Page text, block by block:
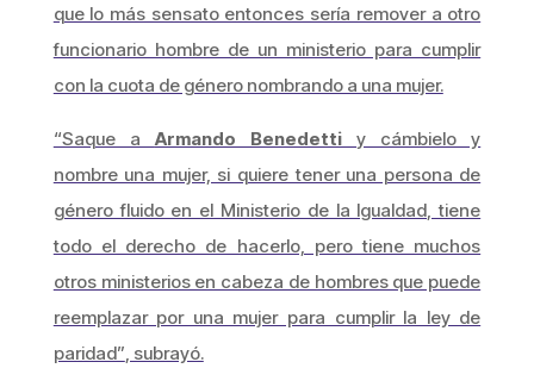
que lo más sensato entonces sería remover a otro
funcionario hombre de un ministerio para cumplir
con la cuota de género nombrando a una mujer.
“Saque a Armando Benedettiy cámbielo y
nombre una mujer, si quiere tener una persona de
género fluido en el Ministerio de la Igualdad, tiene
todo el derecho de hacerlo, pero tiene muchos
otros ministerios en cabeza de hombres que puede
reemplazar por una mujer para cumplir la ley de
paridad” , subrayó.